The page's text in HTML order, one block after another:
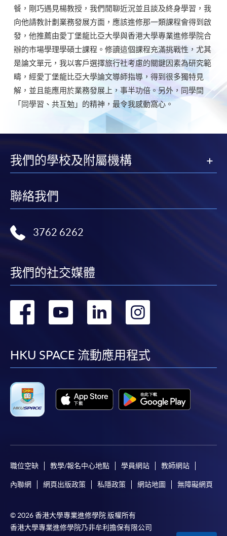
餐，剛巧遇見楊教授，我們閒聊近況並且談及終身學習，我
向他請教計劃業務發展方面，應該進修那一類課程會得到啟
發，他推薦由愛丁堡龍比亞大學與香港大學專業進修學院合
辦的市場學理學碩士課程。修讀這個課程充滿挑戰性，尤其
是論文單元，我以客戶選擇旅行社考慮的關鍵因素為研究範
疇，經愛丁堡龍比亞大學論文導師指導，得到很多獨特見
解，並且能應用於業務發展上，事半功倍。另外，同學間
「同學習、共互勉」的精神，最令我感動窩心。
我們的學校及附屬機構
聯絡我們
3762 6262
我們的社交媒體
轉
facebook
轉
youtube
轉
linkedin
HKU SPACE 流動應用程式
職位空缺 教學/報名中心地點 學員網站 教師網站
內聯網 網頁出版政策 私隱政策 網站地圖 無障礙網頁
© 2026 香港大學專業進修學院 版權所有
香港大學專業進修學院乃非牟利擔保有限公司